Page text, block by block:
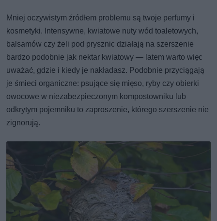
Mniej oczywistym źródłem problemu są twoje perfumy i
kosmetyki. Intensywne, kwiatowe nuty wód toaletowych,
balsamów czy żeli pod prysznic działają na szerszenie
bardzo podobnie jak nektar kwiatowy — latem warto więc
uważać, gdzie i kiedy je nakładasz. Podobnie przyciągają
je śmieci organiczne: psujące się mięso, ryby czy obierki
owocowe w niezabezpieczonym kompostowniku lub
odkrytym pojemniku to zaproszenie, którego szerszenie nie
zignorują.